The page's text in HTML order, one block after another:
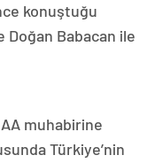
konuştuğu
Doğan Babacan ile
muhabirine
Türkiye’nin